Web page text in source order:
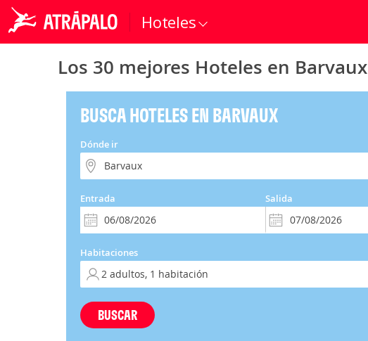
Hoteles
Los 30 mejores Hoteles en Barvaux
BUSCA HOTELES EN BARVAUX
Dónde ir
Entrada Salida
Habitaciones
BUSCAR